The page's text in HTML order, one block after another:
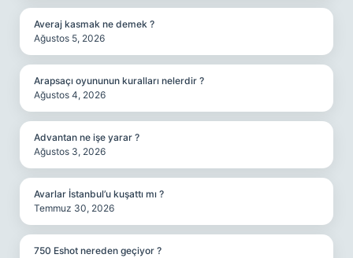
Averaj kasmak ne demek ?
Ağustos 5, 2026
Arapsaçı oyununun kuralları nelerdir ?
Ağustos 4, 2026
Advantan ne işe yarar ?
Ağustos 3, 2026
Avarlar İstanbul’u kuşattı mı ?
Temmuz 30, 2026
750 Eshot nereden geçiyor ?